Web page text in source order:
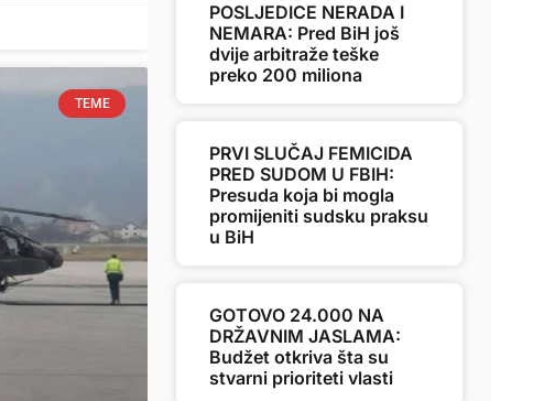
TEME
POSLJEDICE NERADA I
NEMARA: Pred BiH još
dvije arbitraže teške
preko 200 miliona
PRVI SLUČAJ FEMICIDA
PRED SUDOM U FBIH:
Presuda koja bi mogla
promijeniti sudsku praksu
u BiH
GOTOVO 24.000 NA
DRŽAVNIM JASLAMA:
Budžet otkriva šta su
stvarni prioriteti vlasti